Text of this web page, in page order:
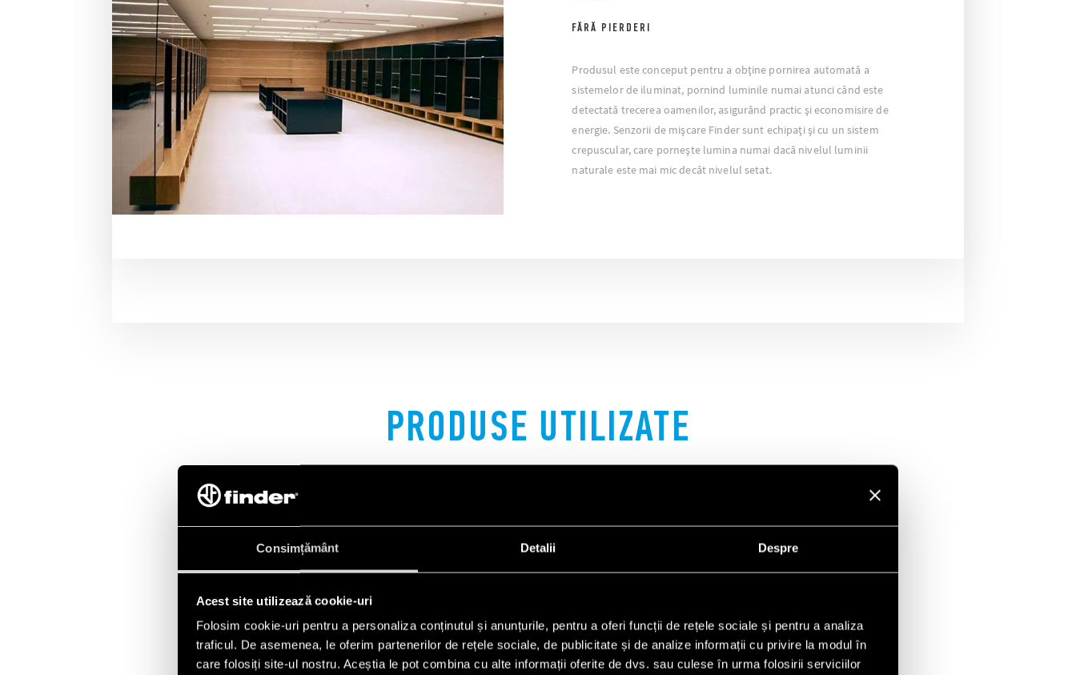
Consimțământ Detalii Despre
Acest site utilizează cookie-uri
Folosim cookie-uri pentru a personaliza conținutul și anunțurile, pentru a oferi funcții de rețele sociale și pentru a analiza
traficul. De asemenea, le oferim partenerilor de rețele sociale, de publicitate și de analize informații cu privire la modul în
care folosiți site-ul nostru. Aceștia le pot combina cu alte informații oferite de dvs. sau culese în urma folosirii serviciilor
FĂRĂ PIERDERI
Produsul este conceput pentru a obține pornirea automată a
sistemelor de iluminat, pornind luminile numai atunci când este
detectată trecerea oamenilor, asigurând practic și economisire de
energie. Senzorii de mișcare Finder sunt echipați și cu un sistem
crepuscular, care pornește lumina numai dacă nivelul luminii
naturale este mai mic decât nivelul setat.
PRODUSE UTILIZATE